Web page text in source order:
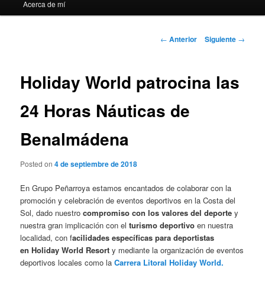
Acerca de mí
Navegación
← Anterior Siguiente →
Holiday World patrocina las
24 Horas Náuticas de
Benalmádena
Posted on4 de septiembre de 2018
En Grupo Peñarroya estamos encantados de colaborar con la
promoción y celebración de eventos deportivos en la Costa del
Sol, dado nuestrocompromiso con los valores del deporte y
nuestra gran implicación con elturismo deportivo en nuestra
localidad, con facilidades específicas para deportistas
en Holiday World Resort y mediante la organización de eventos
deportivos locales como laCarrera Litoral Holiday World.